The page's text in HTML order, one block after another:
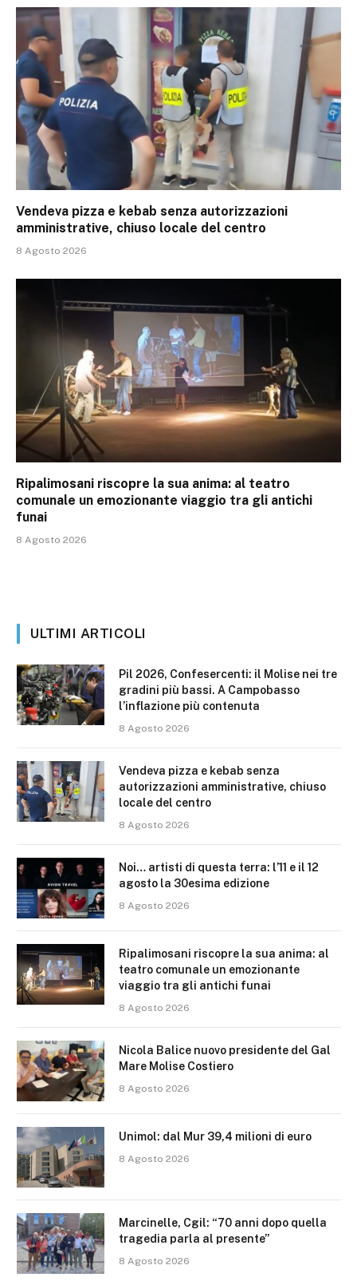
Vendeva pizza e kebab senza autorizzazioni
amministrative, chiuso locale del centro
8 Agosto 2026
Ripalimosani riscopre la sua anima: al teatro
comunale un emozionante viaggio tra gli antichi
funai
8 Agosto 2026
ULTIMI ARTICOLI
Pil 2026, Confesercenti: il Molise nei tre
gradini più bassi. A Campobasso
l’inflazione più contenuta
8 Agosto 2026
Vendeva pizza e kebab senza
autorizzazioni amministrative, chiuso
locale del centro
8 Agosto 2026
Noi… artisti di questa terra: l’11 e il 12
agosto la 30esima edizione
8 Agosto 2026
Ripalimosani riscopre la sua anima: al
teatro comunale un emozionante
viaggio tra gli antichi funai
8 Agosto 2026
Nicola Balice nuovo presidente del Gal
Mare Molise Costiero
8 Agosto 2026
Unimol: dal Mur 39,4 milioni di euro
8 Agosto 2026
Marcinelle, Cgil: “70 anni dopo quella
tragedia parla al presente”
8 Agosto 2026